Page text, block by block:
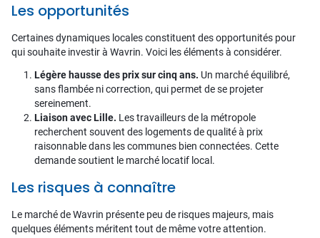
Les opportunités
Certaines dynamiques locales constituent des opportunités pour
qui souhaite investir à Wavrin. Voici les éléments à considérer.
Légère hausse des prix sur cinq ans. Un marché équilibré,
sans flambée ni correction, qui permet de se projeter
sereinement.
Liaison avec Lille. Les travailleurs de la métropole
recherchent souvent des logements de qualité à prix
raisonnable dans les communes bien connectées. Cette
demande soutient le marché locatif local.
Les risques à connaître
Le marché de Wavrin présente peu de risques majeurs, mais
quelques éléments méritent tout de même votre attention.